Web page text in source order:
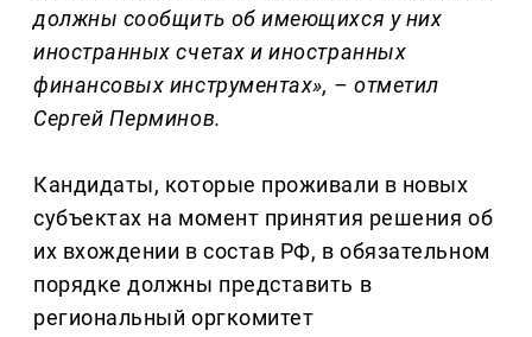
должны сообщить об имеющихся у них
иностранных счетах и иностранных
финансовых инструментах», – отметил
Сергей Перминов.
Кандидаты, которые проживали в новых
субъектах на момент принятия решения об
их вхождении в состав РФ, в обязательном
порядке должны представить в
региональный оргкомитет